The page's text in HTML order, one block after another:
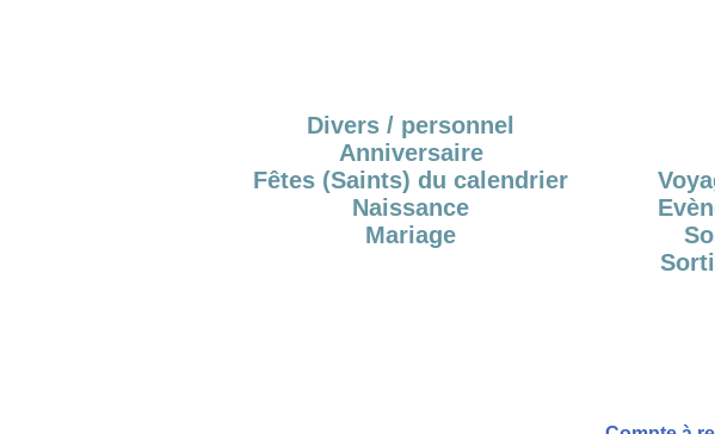
Divers / personnel
Anniversaire
Fêtes (Saints) du calendrier
Naissance
Mariage